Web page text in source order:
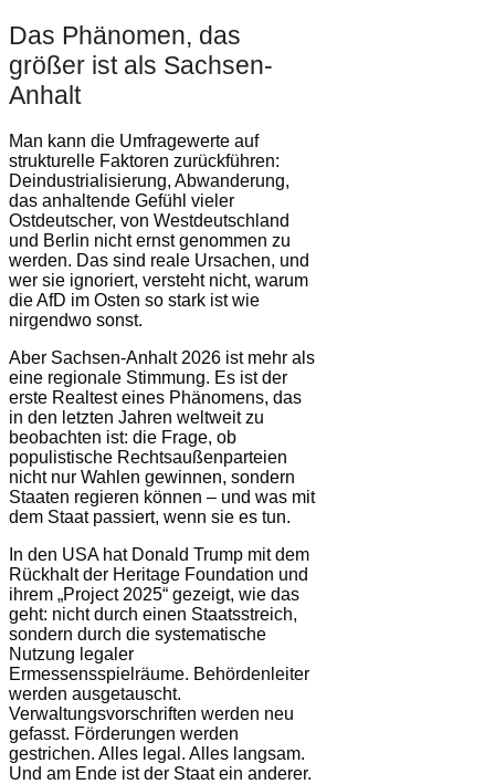
Das Phänomen, das
größer ist als Sachsen-
Anhalt
Man kann die Umfragewerte auf
strukturelle Faktoren zurückführen:
Deindustrialisierung, Abwanderung,
das anhaltende Gefühl vieler
Ostdeutscher, von Westdeutschland
und Berlin nicht ernst genommen zu
werden. Das sind reale Ursachen, und
wer sie ignoriert, versteht nicht, warum
die AfD im Osten so stark ist wie
nirgendwo sonst.
Aber Sachsen-Anhalt 2026 ist mehr als
eine regionale Stimmung. Es ist der
erste Realtest eines Phänomens, das
in den letzten Jahren weltweit zu
beobachten ist: die Frage, ob
populistische Rechtsaußenparteien
nicht nur Wahlen gewinnen, sondern
Staaten regieren können – und was mit
dem Staat passiert, wenn sie es tun.
In den USA hat Donald Trump mit dem
Rückhalt der Heritage Foundation und
ihrem „Project 2025“ gezeigt, wie das
geht: nicht durch einen Staatsstreich,
sondern durch die systematische
Nutzung legaler
Ermessensspielräume. Behördenleiter
werden ausgetauscht.
Verwaltungsvorschriften werden neu
gefasst. Förderungen werden
gestrichen. Alles legal. Alles langsam.
Und am Ende ist der Staat ein anderer.